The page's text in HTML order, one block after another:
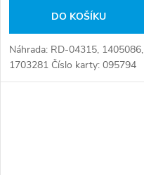
DO KOŠÍKU
Náhrada: RD-04315, 1405086,
1703281 Číslo karty: 095794